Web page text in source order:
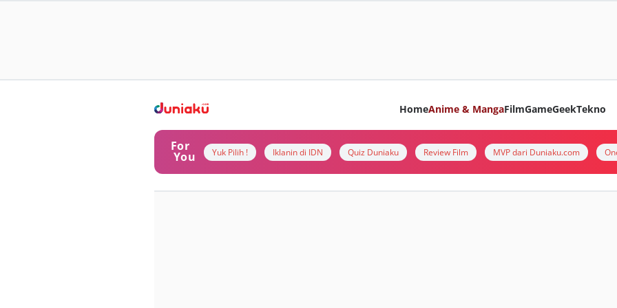
HomeAnime & MangaFilmGameGeekTekno
For
You Yuk Pilih ! Iklanin di IDN Quiz Duniaku Review Film MVP dari Duniaku.com